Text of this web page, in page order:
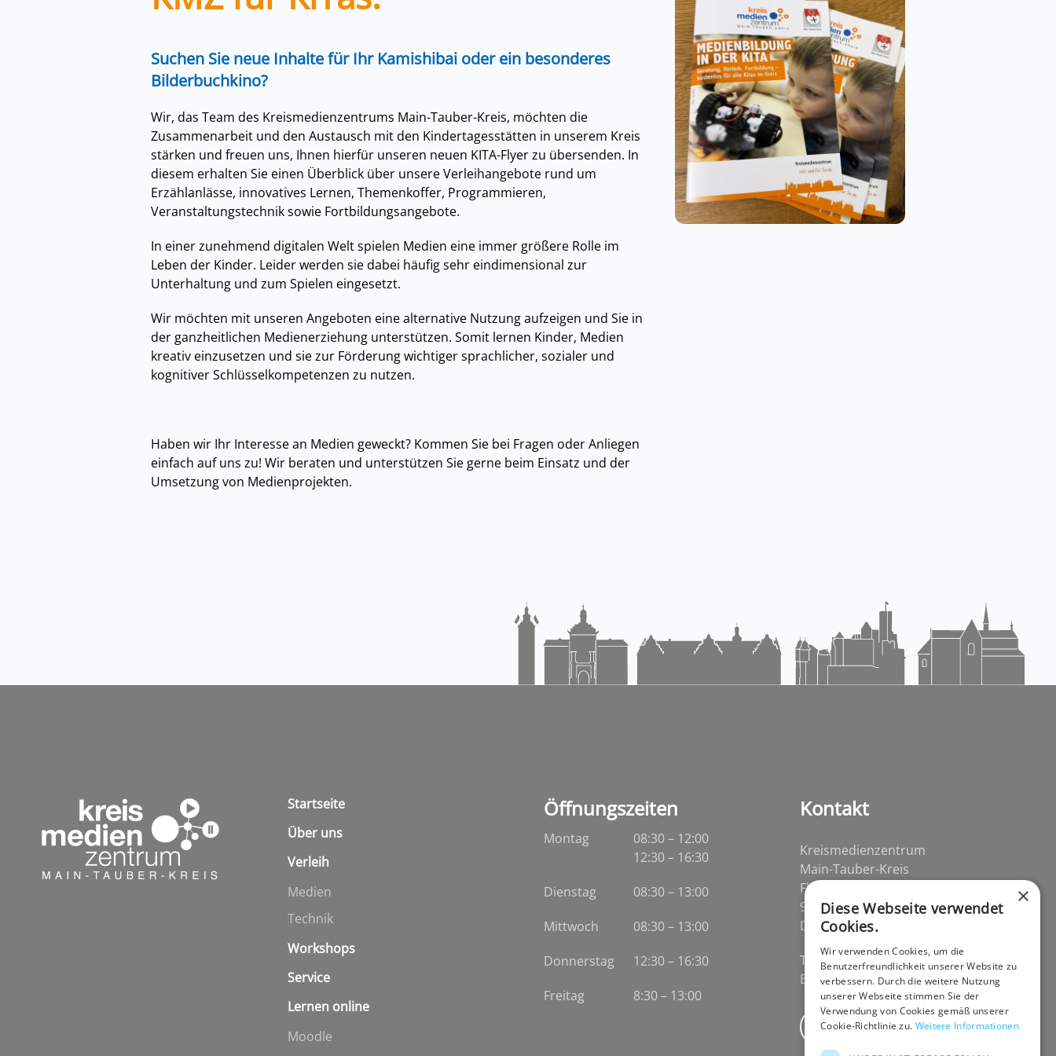
Suchen Sie neue Inhalte für Ihr Kamishibai oder ein besonderes
Bilderbuchkino?
Wir, das Team des Kreismedienzentrums Main-Tauber-Kreis, möchten die
Zusammenarbeit und den Austausch mit den Kindertagesstätten in unserem Kreis
stärken und freuen uns, Ihnen hierfür unseren neuen KITA-Flyer zu übersenden. In
diesem erhalten Sie einen Überblick über unsere Verleihangebote rund um
Erzählanlässe, innovatives Lernen, Themenkoffer, Programmieren,
Veranstaltungstechnik sowie Fortbildungsangebote.
In einer zunehmend digitalen Welt spielen Medien eine immer größere Rolle im
Leben der Kinder. Leider werden sie dabei häufig sehr eindimensional zur
Unterhaltung und zum Spielen eingesetzt.
Wir möchten mit unseren Angeboten eine alternative Nutzung aufzeigen und Sie in
der ganzheitlichen Medienerziehung unterstützen. Somit lernen Kinder, Medien
kreativ einzusetzen und sie zur Förderung wichtiger sprachlicher, sozialer und
kognitiver Schlüsselkompetenzen zu nutzen.
Haben wir Ihr Interesse an Medien geweckt? Kommen Sie bei Fragen oder Anliegen
einfach auf uns zu! Wir beraten und unterstützen Sie gerne beim Einsatz und der
Umsetzung von Medienprojekten.
Startseite
Über uns
Verleih
Medien
Technik
Workshops
Service
Lernen online
Moodle
Öffnungszeiten
Montag
08:30 – 12:00
12:30 – 16:30
Dienstag
08:30– 13:00
Mittwoch
08:30– 13:00
Donnerstag
12:30 – 16:30
Freitag
8:30 – 13:00
Kontakt
Kreismedienzentrum
Main-Tauber-Kreis
Flurstraße 2
97941 Tauberbischofsheim-
Distelhausen
Telefon 09341 84670
E-Mailpost@kmz-tbb.de
Newsletter
×
Diese Webseite verwendet
Cookies.
Wir verwenden Cookies, um die
Benutzerfreundlichkeit unserer Website zu
verbessern. Durch die weitere Nutzung
unserer Webseite stimmen Sie der
Verwendung von Cookies gemäß unserer
Cookie-Richtlinie zu. Weitere Informationen